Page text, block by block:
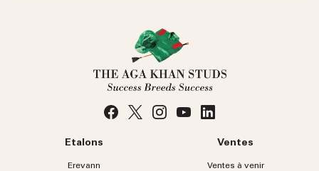
Etalons
Erevann
Ventes
Ventes à venir